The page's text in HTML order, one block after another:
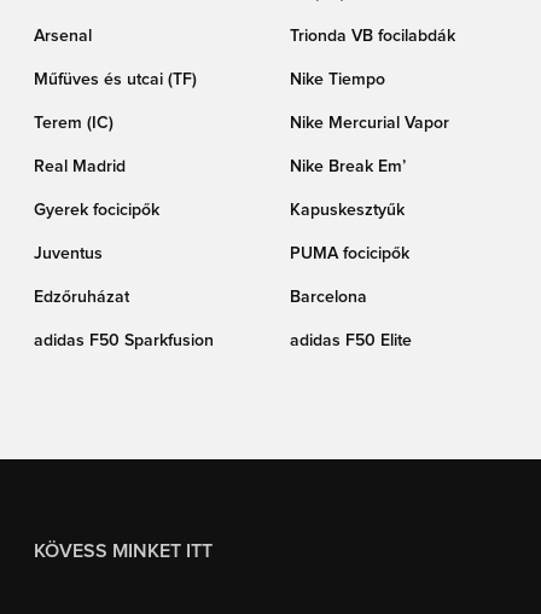
Arsenal Trionda VB focilabdák
Műfüves és utcai (TF) Nike Tiempo
Terem (IC) Nike Mercurial Vapor
Real Madrid Nike Break Em’
Gyerek focicipők Kapuskesztyűk
Juventus PUMA focicipők
Edzőruházat Barcelona
adidas F50 Sparkfusion adidas F50 Elite
KÖVESS MINKET ITT